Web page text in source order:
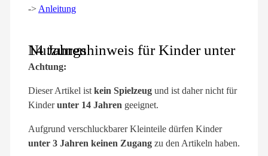
-> Anleitung
Nutzungshinweis für Kinder unter 14 Jahren
Achtung:
Dieser Artikel ist kein Spielzeug und ist daher nicht für
Kinderunter 14 Jahren geeignet.
Aufgrund verschluckbarer Kleinteile dürfen Kinder
unter 3 Jahren keinen Zugang zu den Artikeln haben.